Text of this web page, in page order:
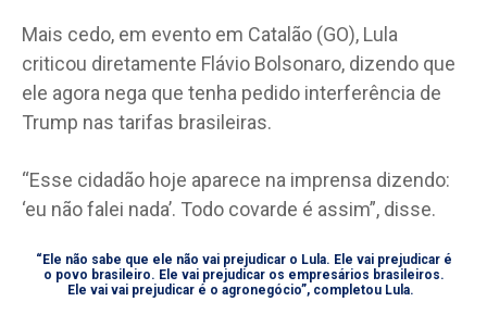
Mais cedo, em evento em Catalão (GO), Lula
criticou diretamente Flávio Bolsonaro, dizendo que
ele agora nega que tenha pedido interferência de
Trump nas tarifas brasileiras.
“Esse cidadão hoje aparece na imprensa dizendo:
‘eu não falei nada’. Todo covarde é assim”, disse.
“Ele não sabe que ele não vai prejudicar o Lula. Ele vai prejudicar é
o povo brasileiro. Ele vai prejudicar os empresários brasileiros.
Ele vai vai prejudicar é o agronegócio”, completou Lula.